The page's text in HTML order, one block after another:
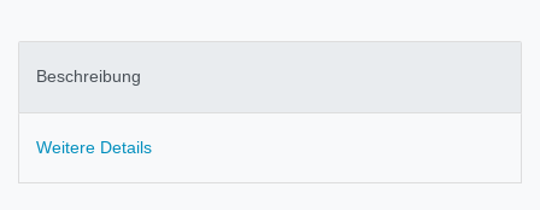
Beschreibung
Weitere Details